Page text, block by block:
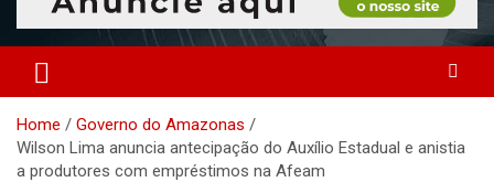
Home
Governo do Amazonas
Wilson Lima anuncia antecipação do Auxílio Estadual e anistia
a produtores com empréstimos na Afeam